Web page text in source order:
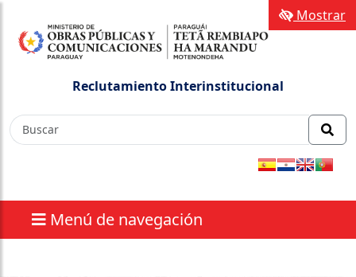
Reclutamiento Interinstitucional
Menú de navegación
Mostrar